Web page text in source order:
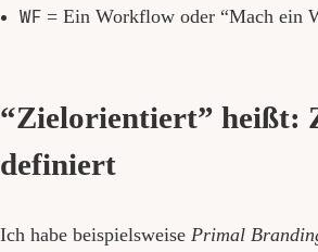
WF = Ein Workflow oder “Mach ein
“Zielorientiert” heißt:
definiert
Ich habe beispielsweise Primal